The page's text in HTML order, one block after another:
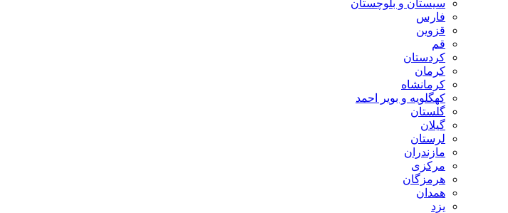
سیستان و بلوچستان
فارس
قزوین
قم
کردستان
کرمان
کرمانشاه
کهگلویه و بویر احمد
گلستان
گیلان
لرستان
مازندران
مرکزی
هرمزگان
همدان
یزد